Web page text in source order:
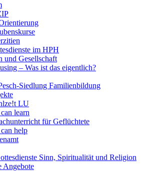
im HPH
und Gesellschaft
– Was ist das eigentlich?
Siedlung Familienbildung
LU
learn
für Geflüchtete
help
Sinn, Spiritualität und Religion
Angebote